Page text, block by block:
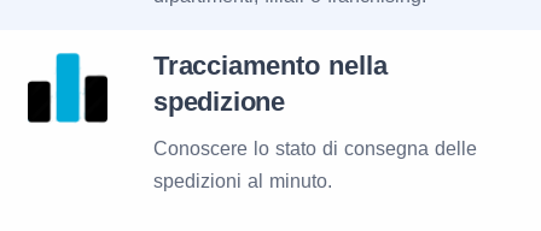
Tracciamento nella
spedizione
Conoscere lo stato di consegna delle
spedizioni al minuto.